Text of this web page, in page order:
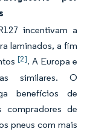
incentivam a
laminados, a fim
[2]. A Europa e
similares. O
benefícios de
de
pneus com mais